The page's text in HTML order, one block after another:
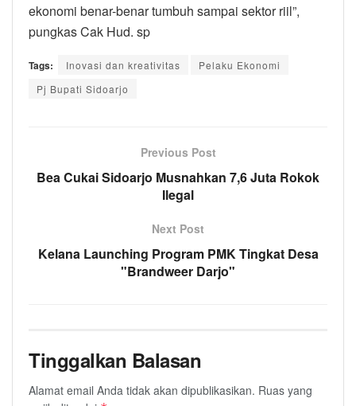
ekonomi benar-benar tumbuh sampai sektor riil”,
pungkas Cak Hud. sp
Tags: Inovasi dan kreativitas
Pelaku Ekonomi
Pj Bupati Sidoarjo
Previous Post
Bea Cukai Sidoarjo Musnahkan 7,6 Juta Rokok
Ilegal
Next Post
Kelana Launching Program PMK Tingkat Desa
"Brandweer Darjo"
Tinggalkan Balasan
Alamat email Anda tidak akan dipublikasikan. Ruas yang